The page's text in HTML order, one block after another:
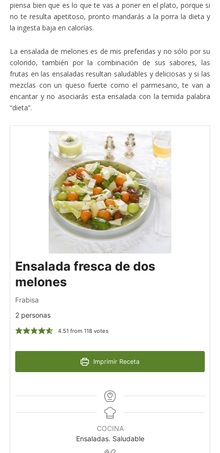
piensa bien que es lo que te vas a poner en el plato, porque si
no te resulta apetitoso, pronto mandarás a la porra la dieta y
la ingesta baja en calorías.
La ensalada de melones es de mis preferidas y no sólo por su
colorido, también por la combinación de sus sabores, las
frutas en las ensaladas resultan saludables y deliciosas y si las
mezclas con un queso fuerte como el parmesano, te van a
encantar y no asociarás esta ensalada con la temida palabra
“dieta”.
Ensalada fresca de dos
melones
Frabisa
2 personas
4.51 from 118 votes
Imprimir Receta
COCINA
Ensaladas. Saludable